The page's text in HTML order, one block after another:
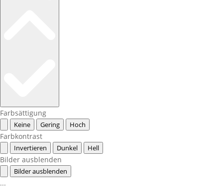
Farbsättigung
Keine Gering Hoch
Farbkontrast
Invertieren Dunkel Hell
Bilder ausblenden
Bilder ausblenden
...